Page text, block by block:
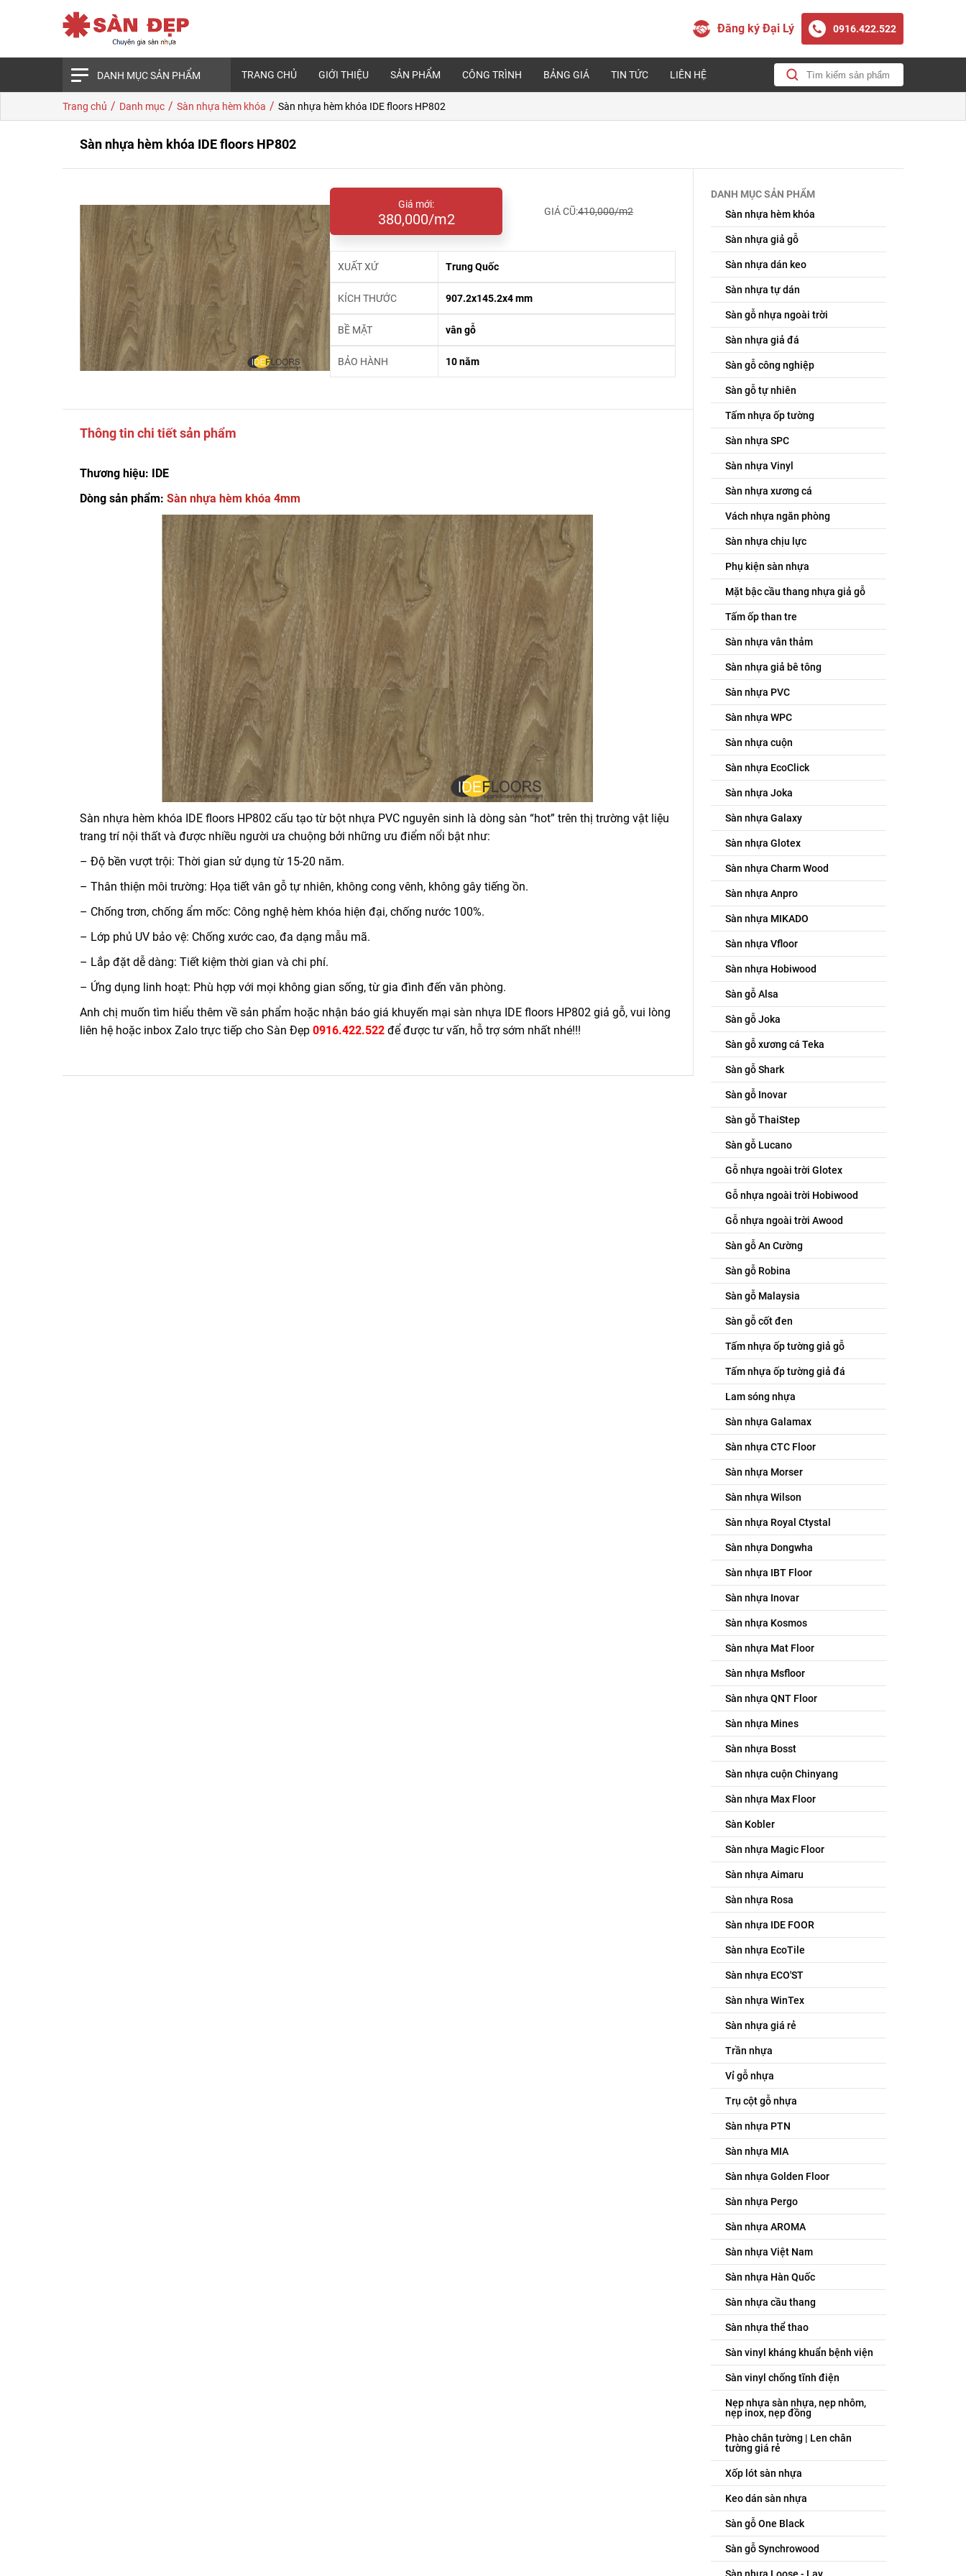
Đăng ký Đại Lý 0916.422.522
DANH MỤC SẢN PHẨM TRANG CHỦ GIỚI THIỆU SẢN PHẨM CÔNG TRÌNH BẢNG GIÁ TIN TỨC LIÊN HỆ
Trang chủ / Danh mục / Sàn nhựa hèm khóa / Sàn nhựa hèm khóa IDE floors HP802
Sàn nhựa hèm khóa IDE floors HP802
Giá mới:
380,000/m2 GIÁ CŨ:410,000/m2
XUẤT XỨ Trung Quốc
KÍCH THƯỚC 907.2x145.2x4 mm
BỀ MẶT vân gỗ
BẢO HÀNH 10 năm
Thông tin chi tiết sản phẩm
Thương hiệu: IDE
Dòng sản phẩm: Sàn nhựa hèm khóa 4mm
Sàn nhựa hèm khóa IDE floors HP802 cấu tạo từ bột nhựa PVC nguyên sinh là dòng sàn “hot” trên thị trường vật liệu
trang trí nội thất và được nhiều người ưa chuộng bởi những ưu điểm nổi bật như:
– Độ bền vượt trội: Thời gian sử dụng từ 15-20 năm.
– Thân thiện môi trường: Họa tiết vân gỗ tự nhiên, không cong vênh, không gây tiếng ồn.
– Chống trơn, chống ẩm mốc: Công nghệ hèm khóa hiện đại, chống nước 100%.
– Lớp phủ UV bảo vệ: Chống xước cao, đa dạng mẫu mã.
– Lắp đặt dễ dàng: Tiết kiệm thời gian và chi phí.
– Ứng dụng linh hoạt: Phù hợp với mọi không gian sống, từ gia đình đến văn phòng.
Anh chị muốn tìm hiểu thêm về sản phẩm hoặc nhận báo giá khuyến mại sàn nhựa IDE floors HP802 giả gỗ, vui lòng
liên hệ hoặc inbox Zalo trực tiếp cho Sàn Đẹp 0916.422.522 để được tư vấn, hỗ trợ sớm nhất nhé!!!
DANH MỤC SẢN PHẨM
Sàn nhựa hèm khóa
Sàn nhựa giả gỗ
Sàn nhựa dán keo
Sàn nhựa tự dán
Sàn gỗ nhựa ngoài trời
Sàn nhựa giả đá
Sàn gỗ công nghiệp
Sàn gỗ tự nhiên
Tấm nhựa ốp tường
Sàn nhựa SPC
Sàn nhựa Vinyl
Sàn nhựa xương cá
Vách nhựa ngăn phòng
Sàn nhựa chịu lực
Phụ kiện sàn nhựa
Mặt bậc cầu thang nhựa giả gỗ
Tấm ốp than tre
Sàn nhựa vân thảm
Sàn nhựa giả bê tông
Sàn nhựa PVC
Sàn nhựa WPC
Sàn nhựa cuộn
Sàn nhựa EcoClick
Sàn nhựa Joka
Sàn nhựa Galaxy
Sàn nhựa Glotex
Sàn nhựa Charm Wood
Sàn nhựa Anpro
Sàn nhựa MIKADO
Sàn nhựa Vfloor
Sàn nhựa Hobiwood
Sàn gỗ Alsa
Sàn gỗ Joka
Sàn gỗ xương cá Teka
Sàn gỗ Shark
Sàn gỗ Inovar
Sàn gỗ ThaiStep
Sàn gỗ Lucano
Gỗ nhựa ngoài trời Glotex
Gỗ nhựa ngoài trời Hobiwood
Gỗ nhựa ngoài trời Awood
Sàn gỗ An Cường
Sàn gỗ Robina
Sàn gỗ Malaysia
Sàn gỗ cốt đen
Tấm nhựa ốp tường giả gỗ
Tấm nhựa ốp tường giả đá
Lam sóng nhựa
Sàn nhựa Galamax
Sàn nhựa CTC Floor
Sàn nhựa Morser
Sàn nhựa Wilson
Sàn nhựa Royal Ctystal
Sàn nhựa Dongwha
Sàn nhựa IBT Floor
Sàn nhựa Inovar
Sàn nhựa Kosmos
Sàn nhựa Mat Floor
Sàn nhựa Msfloor
Sàn nhựa QNT Floor
Sàn nhựa Mines
Sàn nhựa Bosst
Sàn nhựa cuộn Chinyang
Sàn nhựa Max Floor
Sàn Kobler
Sàn nhựa Magic Floor
Sàn nhựa Aimaru
Sàn nhựa Rosa
Sàn nhựa IDE FOOR
Sàn nhựa EcoTile
Sàn nhựa ECO'ST
Sàn nhựa WinTex
Sàn nhựa giá rẻ
Trần nhựa
Vỉ gỗ nhựa
Trụ cột gỗ nhựa
Sàn nhựa PTN
Sàn nhựa MIA
Sàn nhựa Golden Floor
Sàn nhựa Pergo
Sàn nhựa AROMA
Sàn nhựa Việt Nam
Sàn nhựa Hàn Quốc
Sàn nhựa cầu thang
Sàn nhựa thể thao
Sàn vinyl kháng khuẩn bệnh viện
Sàn vinyl chống tĩnh điện
Nẹp nhựa sàn nhựa, nẹp nhôm,
nẹp inox, nẹp đồng
Phào chân tường | Len chân
tường giá rẻ
Xốp lót sàn nhựa
Keo dán sàn nhựa
Sàn gỗ One Black
Sàn gỗ Synchrowood